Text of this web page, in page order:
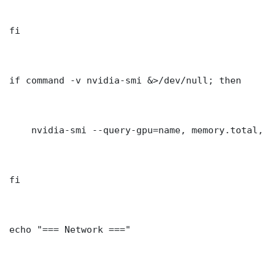
fi
if command -v nvidia-smi &>/dev/null; then
nvidia-smi --query-gpu=name, memory.total,
fi
echo "=== Network ==="